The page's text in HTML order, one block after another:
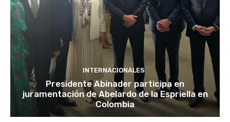
INTERNACIONALES
Presidente Abinader participa en
juramentación de Abelardo de la Espriella en
Colombia